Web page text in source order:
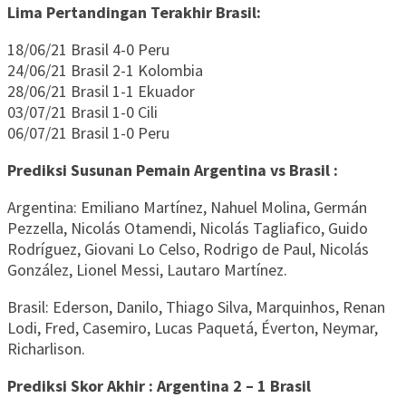
Lima Pertandingan Terakhir Brasil:
18/06/21 Brasil 4-0 Peru
24/06/21 Brasil 2-1 Kolombia
28/06/21 Brasil 1-1 Ekuador
03/07/21 Brasil 1-0 Cili
06/07/21 Brasil 1-0 Peru
Prediksi Susunan Pemain Argentina vs Brasil :
Argentina: Emiliano Martínez, Nahuel Molina, Germán
Pezzella, Nicolás Otamendi, Nicolás Tagliafico, Guido
Rodríguez, Giovani Lo Celso, Rodrigo de Paul, Nicolás
González, Lionel Messi, Lautaro Martínez.
Brasil: Ederson, Danilo, Thiago Silva, Marquinhos, Renan
Lodi, Fred, Casemiro, Lucas Paquetá, Éverton, Neymar,
Richarlison.
Prediksi Skor Akhir : Argentina 2 – 1 Brasil